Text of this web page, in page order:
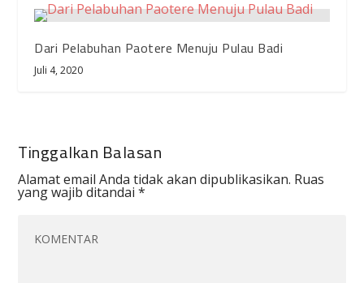
Dari Pelabuhan Paotere Menuju Pulau Badi
Juli 4, 2020
Tinggalkan Balasan
Alamat email Anda tidak akan dipublikasikan. Ruas
yang wajib ditandai*